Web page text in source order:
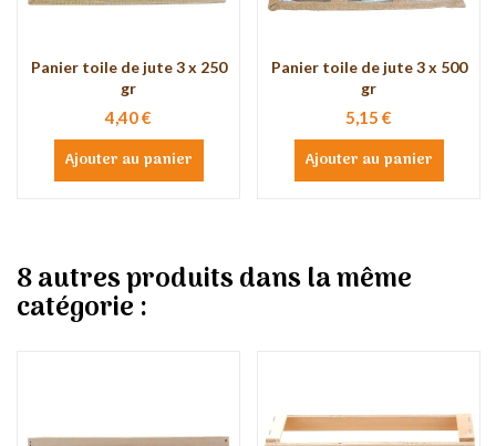
Panier toile de jute 3 x 250
gr
4,40 €
Ajouter au panier
Panier toile de jute 3 x 500
gr
5,15 €
Ajouter au panier
8 autres produits dans la même
catégorie :